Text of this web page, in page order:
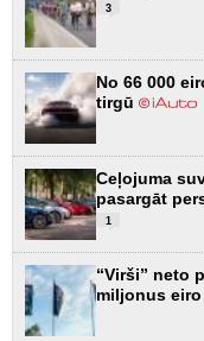
3
No 66 000
tirgū
Ceļojuma
pasargāt
1
“Virši” neto
miljonus eiro